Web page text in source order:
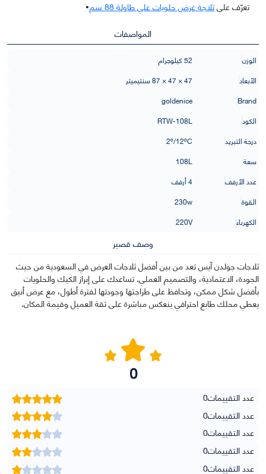
تعرّف علىثلاجة عرض حلويات علي طاولة 88 سم
المواصفات
الوزن
52 كيلوجرام
الأبعاد
47 × 47 × 87 سنتيميتر
Brand
goldenice
الكود
RTW-108L
درجة التبريد
2º/12ºC
سعة
108L
عدد الأرفف
4 أرفف
القوة
230w
الكهرباء
220V
وصف قصير
ثلاجات جولدن آيس تعد من بين أفضل ثلاجات العرض في السعودية من حيث
الجودة، الاعتمادية، والتصميم العملي. تساعدك على إبراز الكيك والحلويات
بأفضل شكل ممكن، وتحافظ على طزاجتها وجودتها لفترة أطول، مع عرض أنيق
يعطي محلك طابع احترافي ينعكس مباشرة على ثقة العميل وقيمة المكان.
0
عدد التقييمات0
عدد التقييمات0
عدد التقييمات0
عدد التقييمات0
عدد التقييمات0